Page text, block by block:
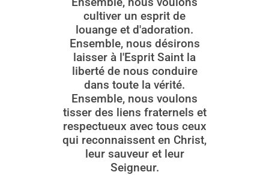
cultiver un esprit de
louange et d'adoration.
Ensemble, nous désirons
laisser à l'Esprit Saint la
liberté de nous conduire
dans toute la vérité.
Ensemble, nous voulons
tisser des liens fraternels et
respectueux avec tous ceux
qui reconnaissent en Christ,
leur sauveur et leur
Seigneur.